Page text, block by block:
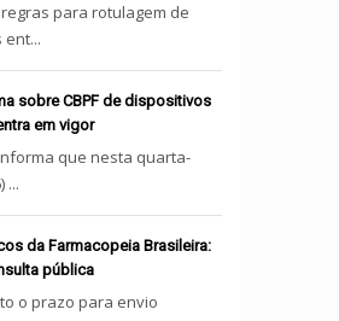
para rotulagem de
ent...
sobre CBPF de dispositivos
em vigor
que nesta quarta-
...
da Farmacopeia Brasileira:
pública
o prazo para envio